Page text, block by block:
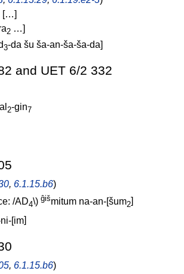
[…]
2 …]
3-da šu ša-an-ša-ša-da]
and UET 6/2 332
2-gin7
, 6.1.15.b6)
/AD4\) ĝišmitum na-an-[šum2
[im
, 6.1.15.b6)